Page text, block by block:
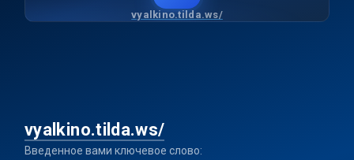
vyalkino.tilda.ws/
vyalkino.tilda.ws/
Введенное вами ключевое слово: